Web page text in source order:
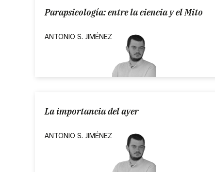
Parapsicología: entre la ciencia y el Mito
ANTONIO S. JIMÉNEZ
La importancia del ayer
ANTONIO S. JIMÉNEZ